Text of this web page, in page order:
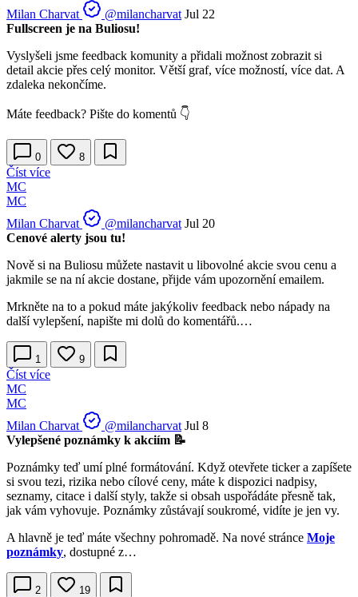
Milan Charvat
@milancharvat Jul 22
Fullscreen je na Buliosu!
Vyslyšeli jsme feedback komunity a přidali možnost zobrazit si
detail akcie přes celý monitor. Větší graf, více možností, více dat. A
zdaleka nekončíme.
Máte feedback? Pište do komentů 👇
0 8
Číst více
MC
MC
Milan Charvat
@milancharvat Jul 20
Cenové alerty jsou tu!
Nově si na Buliosu můžete nastavit u libovolné akcie svou cenu a
jakmile se na ní akcie dostane, přijde vám upozornění emailem.
Mrkněte na to a pokud máte jakýkoliv feedback nebo nápady na
další vylepšení, napište mi dolů do komentářů.…
1 9
Číst více
MC
MC
Milan Charvat
@milancharvat Jul 8
Vylepšené poznámky k akciím 📝
Poznámky teď umí plné formátování. Když otevřete ticker a zapíšete
si svou tezi, rizika nebo cílové ceny, máte k dispozici nadpisy,
seznamy, citace i další styly, takže si obsah uspořádáte přesně tak,
jak vám vyhovuje. Poznámky zůstávají soukromé, vidíte je jen vy.
A hlavně je teď máte všechny pohromadě. Na nové stránce Moje
poznámky, dostupné z…
2 19